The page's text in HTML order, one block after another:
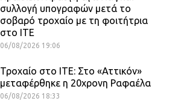
συλλογή υπογραφών μετά το
σοβαρό τροχαίο με τη φοιτήτρια
στο ΙΤΕ
06/08/2026 19:06
Τροχαίο στο ΙΤΕ: Στο «Αττικόν»
μεταφέρθηκε η 20χρονη Ραφαέλα
06/08/2026 18:33